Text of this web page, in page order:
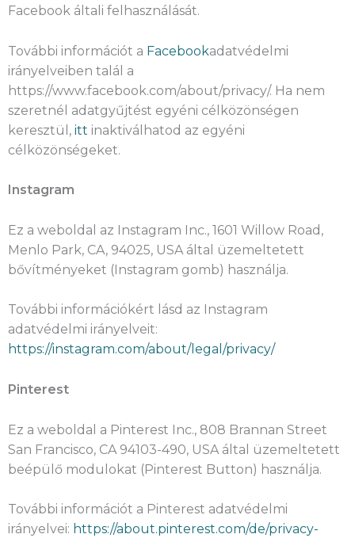
Facebook általi felhasználását.
További információt a Facebookadatvédelmi
irányelveiben talál a
https://www.facebook.com/about/privacy/. Ha nem
szeretnél adatgyűjtést egyéni célközönségen
keresztül, itt inaktiválhatod az egyéni
célközönségeket.
Instagram
Ez a weboldal az Instagram Inc., 1601 Willow Road,
Menlo Park, CA, 94025, USA által üzemeltetett
bővítményeket (Instagram gomb) használja.
További információkért lásd az Instagram
adatvédelmi irányelveit:
https://instagram.com/about/legal/privacy/
Pinterest
Ez a weboldal a Pinterest Inc., 808 Brannan Street
San Francisco, CA 94103-490, USA által üzemeltetett
beépülő modulokat (Pinterest Button) használja.
További információt a Pinterest adatvédelmi
irányelvei: https://about.pinterest.com/de/privacy-